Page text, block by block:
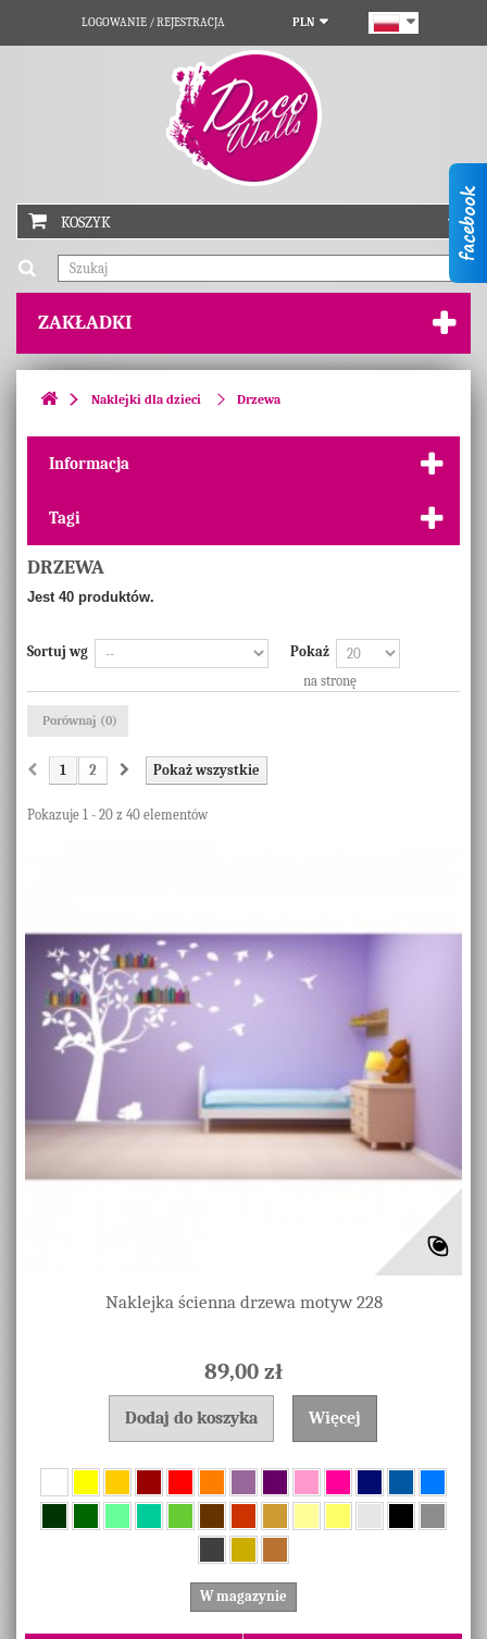
LOGOWANIE / REJESTRACJA PLN
KOSZYK
ZAKŁADKI
Naklejki dla dzieci Drzewa
Informacja
Tagi
DRZEWA
Jest 40 produktów.
Sortuj wg
Pokaż
na stronę
Porównaj (0)
Pokaż wszystkie
1 2
Pokazuje 1 - 20 z 40 elementów
Naklejka ścienna drzewa motyw 228
89,00 zł
Dodaj do koszyka Więcej
W magazynie